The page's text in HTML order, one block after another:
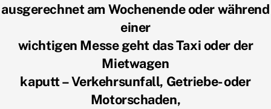
ausgerechnet am Wochenende oder während
einer
wichtigen Messe geht das Taxi oder der
Mietwagen
kaputt – Verkehrsunfall, Getriebe- oder
Motorschaden,